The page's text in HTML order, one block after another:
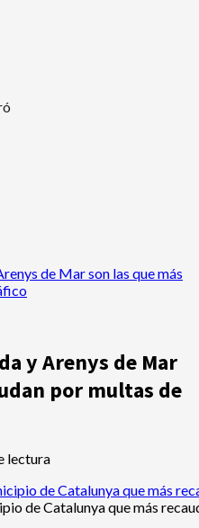
de Mar son las que más
y Arenys de Mar
por multas de
lectura
de Catalunya que más